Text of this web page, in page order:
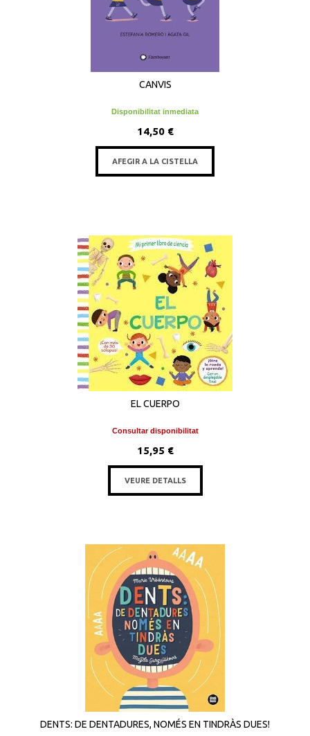
CANVIS
Disponibilitat inmediata
14,50 €
AFEGIR A LA CISTELLA
EL CUERPO
Consultar disponibilitat
15,95 €
VEURE DETALLS
DENTS: DE DENTADURES, NOMÉS EN TINDRÀS DUES!